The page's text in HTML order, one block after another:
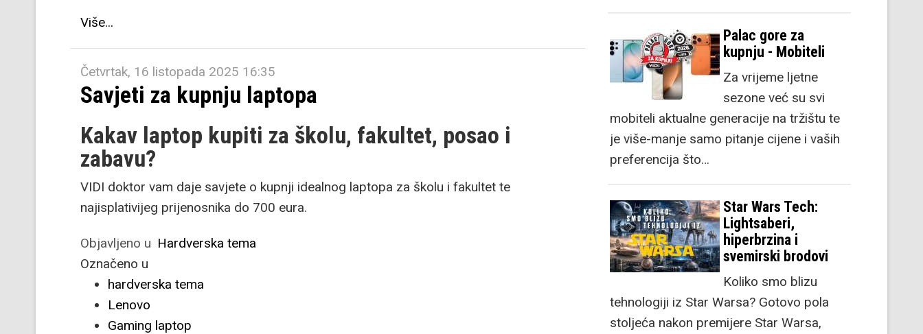
Više...
Četvrtak, 16 listopada 2025 16:35
Savjeti za kupnju laptopa
Kakav laptop kupiti za školu, fakultet, posao i
zabavu?
VIDI doktor vam daje savjete o kupnji idealnog laptopa za školu i fakultet te
najisplativijeg prijenosnika do 700 eura.
Objavljeno u Hardverska tema
Označeno u
hardverska tema
Lenovo
Gaming laptop
Palac gore za
kupnju - Mobiteli
Za vrijeme ljetne
sezone već su svi
mobiteli aktualne generacije na tržištu te
je više-manje samo pitanje cijene i vaših
preferencija što…
Star Wars Tech:
Lightsaberi,
hiperbrzina i
svemirski brodovi
Koliko smo blizu
tehnologiji iz Star Warsa? Gotovo pola
stoljeća nakon premijere Star Warsa,